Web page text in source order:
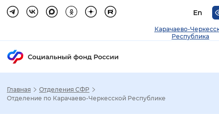
En
Карачаево-
Республика
Главная
Отделения СФР
Отделение по Карачаево-Черкесской Республике